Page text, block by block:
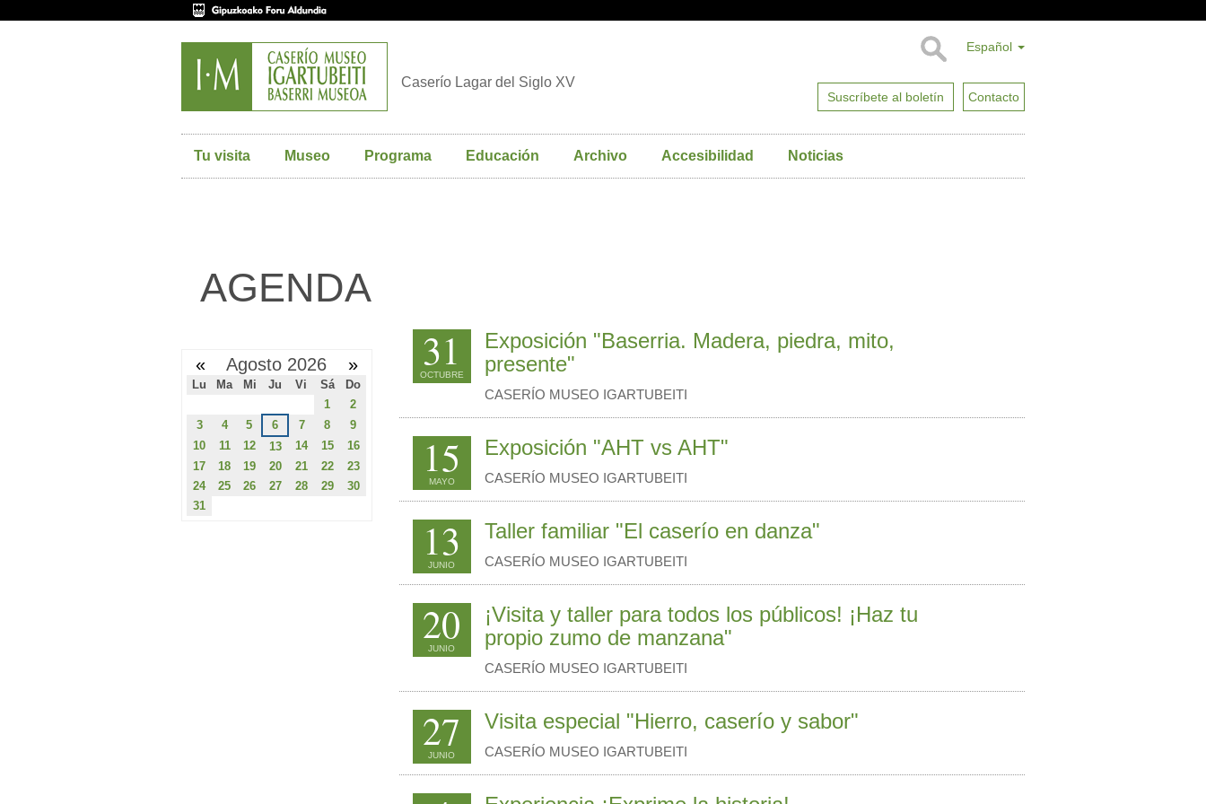
Español
Suscríbete al boletín Contacto
Caserío Lagar del Siglo XV
Tu visita Museo Programa Educación Archivo Accesibilidad Noticias
AGENDA
31
OCTUBRE
Exposición "Baserria. Madera, piedra, mito,
presente"
CASERÍO MUSEO IGARTUBEITI
15
MAYO
Exposición "AHT vs AHT"
CASERÍO MUSEO IGARTUBEITI
13
JUNIO
Taller familiar "El caserío en danza"
CASERÍO MUSEO IGARTUBEITI
20
JUNIO
¡Visita y taller para todos los públicos! ¡Haz tu
propio zumo de manzana"
CASERÍO MUSEO IGARTUBEITI
27
JUNIO
Visita especial "Hierro, caserío y sabor"
CASERÍO MUSEO IGARTUBEITI
« Agosto 2026 »
Lu Ma Mi Ju Vi Sá
Do
1
2
3
4 5 6 7 8
9
10
11 12 13 14 15
16
17
18 19 20 21 22
23
24
25 26 27 28 29
30
31